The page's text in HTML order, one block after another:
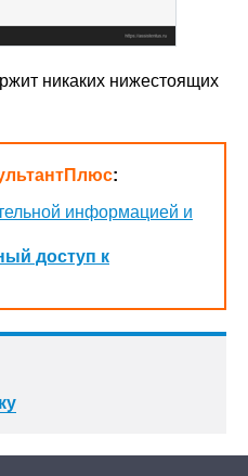
никаких нижестоящих
:
информацией и
доступ к